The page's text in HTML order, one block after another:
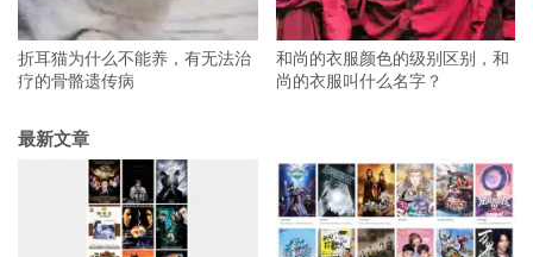
折耳猫为什么不能养，有无法治
疗的骨骼遗传病
和尚的衣服颜色的级别区别，和
尚的衣服叫什么名字？
最新文章